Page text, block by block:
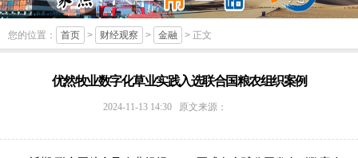
您的位置： 首页 > 财经观察 > 金融 > 正文
优然牧业数字化草业实践入选联合国粮农组织案例
2024-11-13 14:30
财
原文来源：